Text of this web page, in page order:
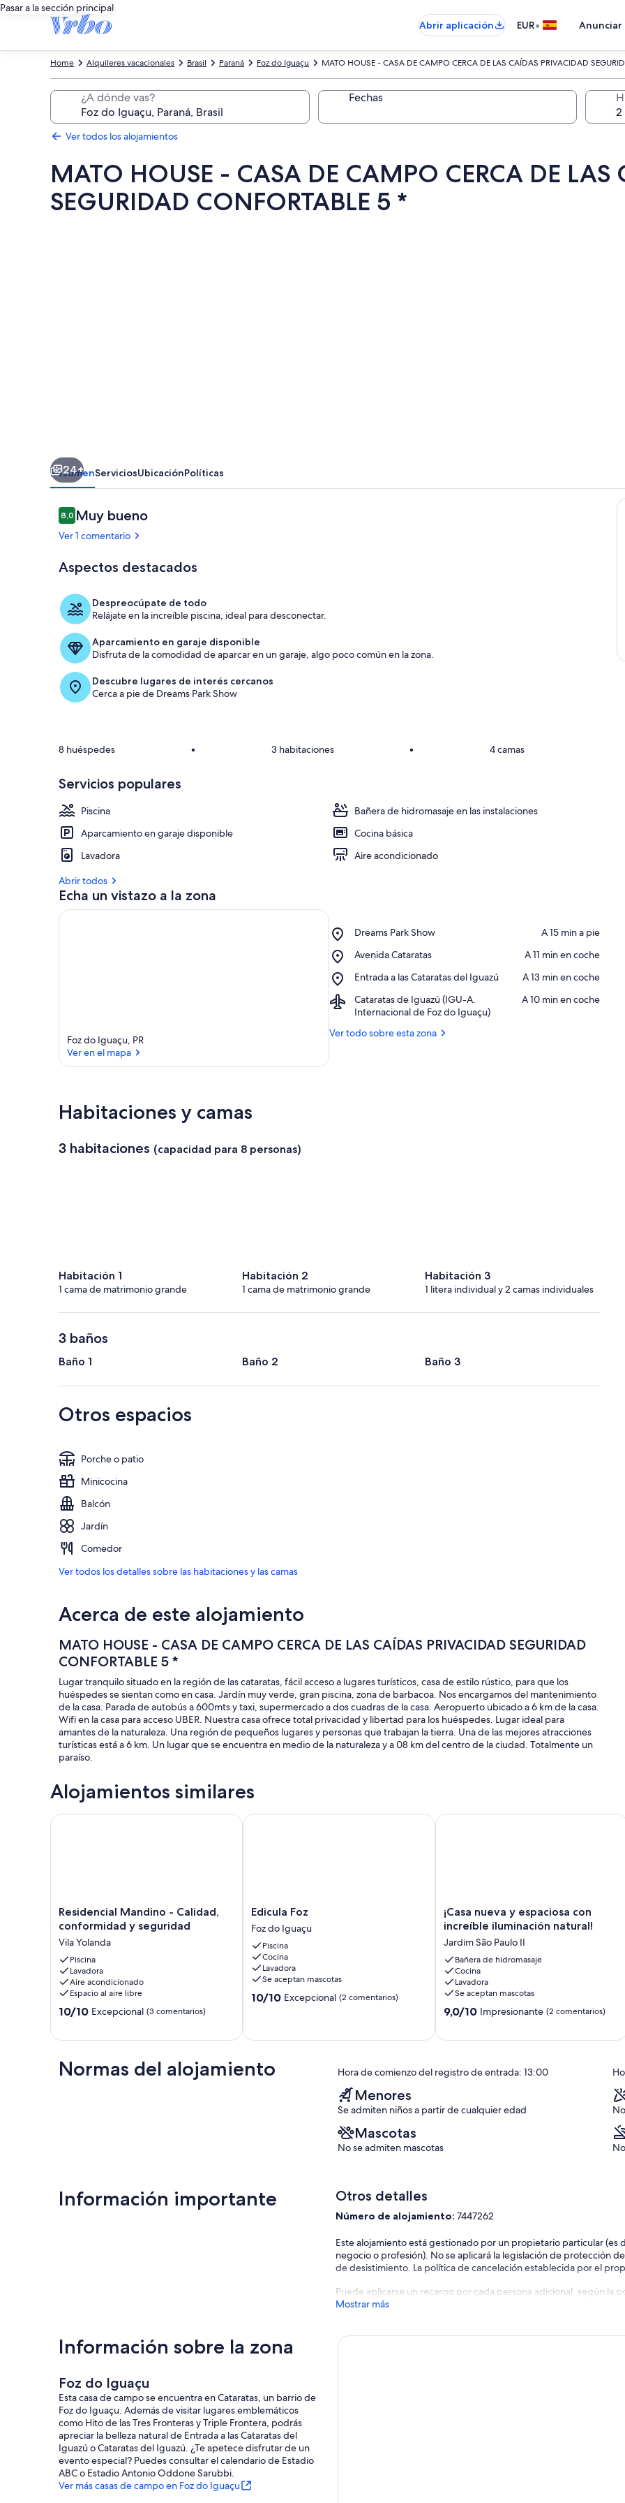
Pasar a la sección principal
Abrir aplicación
EUR•
MATO HOUSE - CASA DE CAMPO CERCA DE LAS CAÍDAS PRIVACIDAD
Foz do Iguaçu
Paraná
Brasil
Alquileres vacacionales
Home
¿A dónde vas? Fechas
Ver todos los alojamientos
MATO HOUSE - CASA DE CAMPO CERCA DE LAS
SEGURIDAD CONFORTABLE 5 *
DE
LAS
CAÍDAS
PRIVACIDAD
SEGURIDAD
5
Zona de
24+
ResumenServiciosUbicaciónPolíticas
Comentarios
8,08,0 de 10
Muy bueno
Ver 1 comentario
Aspectos destacados
Despreocúpate de todo
Relájate en la increíble piscina, ideal para desconectar.
Aparcamiento en garaje disponible
Disfruta de la comodidad de aparcar en un garaje, algo poco común en la zona.
Descubre lugares de interés cercanos
Cerca a pie de Dreams Park Show
8 huéspedes • 3 habitaciones • 4 camas
Servicios populares
Piscina
Bañera de hidromasaje en las instalaciones
Aparcamiento en garaje disponible
Cocina básica
Lavadora
Aire acondicionado
Abrir todos
Echa un vistazo a la zona
Foz do Iguaçu, PR
Ver en el mapa
Dreams Park Show
Place,
Park
‪A 15 min a pie‬
Avenida Cataratas
Place,
Cataratas
‪A 11 min en coche‬
Entrada a las Cataratas del Iguazú
Place,
a
las
Cataratas
del
‪A 13 min en coche‬
Cataratas de Iguazú (IGU-A.
Internacional de Foz do Iguaçu)
Airport,
Cataratas
Iguazú
‪A 10 min en coche‬
Ver todo sobre esta zona
Habitaciones y camas
3 habitaciones (capacidad para 8 personas)
Habitación 1
1 cama de matrimonio grande
Habitación 2
1 cama de matrimonio grande
Habitación 3
1 litera individual y 2 camas individuales
3 baños
Baño 1 Baño 2 Baño 3
Otros espacios
Porche o patio
Minicocina
Balcón
Jardín
Comedor
Ver todos los detalles sobre las habitaciones y las camas
Acerca de este alojamiento
MATO HOUSE - CASA DE CAMPO CERCA DE LAS CAÍDAS PRIVACIDAD SEGURIDAD
CONFORTABLE 5 *
Lugar tranquilo situado en la región de las cataratas, fácil acceso a lugares turísticos, casa de estilo rústico, para que los
huéspedes se sientan como en casa. Jardín muy verde, gran piscina, zona de barbacoa. Nos encargamos del mantenimiento
de la casa. Parada de autobús a 600mts y taxi, supermercado a dos cuadras de la casa. Aeropuerto ubicado a 6 km de la casa.
Wifi en la casa para acceso UBER. Nuestra casa ofrece total privacidad y libertad para los huéspedes. Lugar ideal para
amantes de la naturaleza. Una región de pequeños lugares y personas que trabajan la tierra. Una de las mejores atracciones
turísticas está a 6 km. Un lugar que se encuentra en medio de la naturaleza y a 08 km del centro de la ciudad. Totalmente un
paraíso.
Alojamientos similares
Residencial
Mandino
Calidad,
conformidad
y
seguridad
Vila
Yolanda
Residencial Mandino - Calidad,
conformidad y seguridad
Vila Yolanda
Piscina
Lavadora
Aire acondicionado
Espacio al aire libre
10.0
(3 comentarios)
10/10 Excepcional (3 comentarios)
Residencial Mandino - Calidad, conformidad y seguridad
Edicula
Foz
Foz
do
Iguaçu
Edicula Foz
Foz do Iguaçu
Piscina
Cocina
Lavadora
Se aceptan mascotas
10.0
10/10 Excepcional (2 comentarios)
Edicula Foz
¡Casa
nueva
espaciosa
con
increíble
iluminación
natural!
Jardim
¡Casa nueva y espaciosa con
increíble iluminación natural!
Jardim São Paulo II
Bañera de hidromasaje
Cocina
Lavadora
Se aceptan mascotas
9.0
9,0/10 Impresionante (2 comentarios)
¡Casa nueva y espaciosa con
Normas del alojamiento Hora de comienzo del registro de entrada: 13:00
Menores
Se admiten niños a partir de cualquier edad
Mascotas
No se admiten mascotas
Información importante Otros detalles
Número de alojamiento:7447262
Este alojamiento está gestionado por un propietario particular
negocio o profesión). No se aplicará la legislación de protección
de desistimiento. La política de cancelación establecida por el
Puede aplicarse un recargo por cada persona adicional, según la
Mostrar más
Información sobre la zona
Foz do Iguaçu
Esta casa de campo se encuentra en Cataratas, un barrio de
Foz do Iguaçu. Además de visitar lugares emblemáticos
como Hito de las Tres Fronteras y Triple Frontera, podrás
apreciar la belleza natural de Entrada a las Cataratas del
Iguazú o Cataratas del Iguazú. ¿Te apetece disfrutar de un
evento especial? Puedes consultar el calendario de Estadio
ABC o Estadio Antonio Oddone Sarubbi.
Ver más casas de campo en Foz do Iguaçu